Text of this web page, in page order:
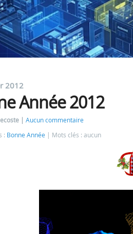
2012
Année 2012
Aucun commentaire
: Bonne Année Mots clés : aucun